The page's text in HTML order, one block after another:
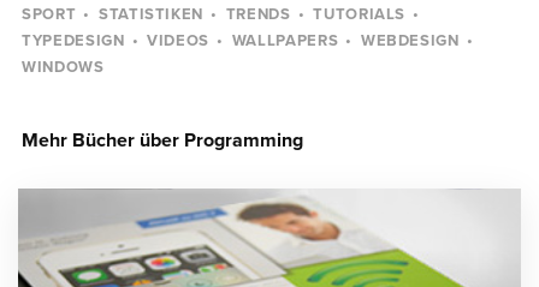
SPORT
STATISTIKEN TRENDS
TUTORIALS
TYPEDESIGN
VIDEOS WALLPAPERS
WEBDESIGN
WINDOWS
Mehr Bücher über Programming